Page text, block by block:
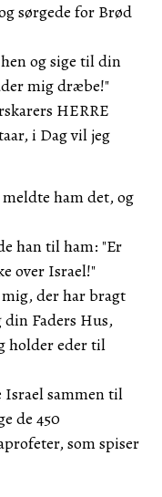
sørgede for Brød
og sige til din
mig dræbe!"
HERRE
i Dag vil jeg
ham det, og
han til ham: "Er
over Israel!"
der har bragt
Faders Hus,
holder eder til
Israel sammen til
de 450
som spiser